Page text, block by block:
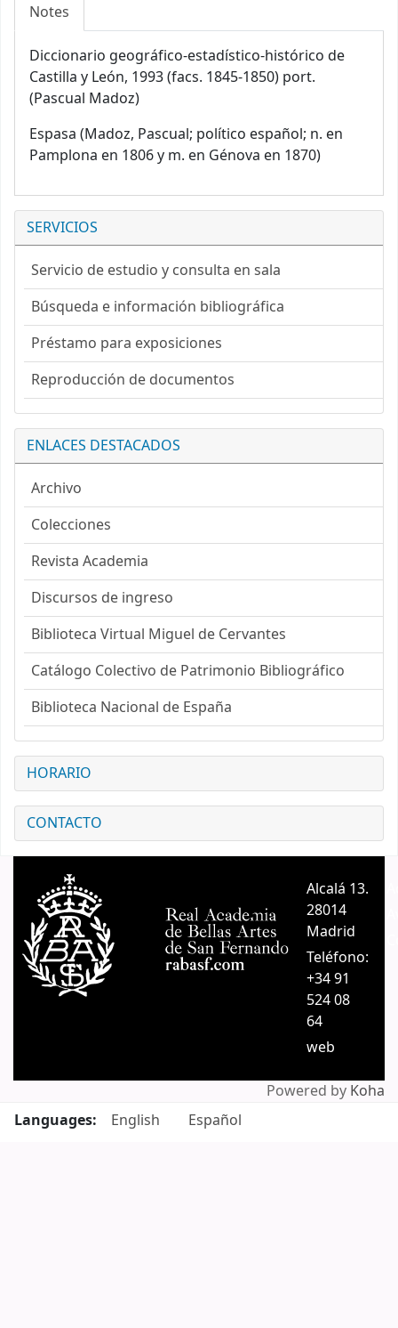
SERVICIOS
Servicio de estudio y consulta en sala
Búsqueda e información bibliográfica
Préstamo para exposiciones
Reproducción de documentos
ENLACES DESTACADOS
Archivo
Colecciones
Revista Academia
Discursos de ingreso
Biblioteca Virtual Miguel de Cervantes
Catálogo Colectivo de Patrimonio Bibliográfico
Biblioteca Nacional de España
HORARIO
CONTACTO
Notes
Diccionario geográfico-estadístico-histórico de
Castilla y León, 1993 (facs. 1845-1850) port.
(Pascual Madoz)
Espasa (Madoz, Pascual; político español; n. en
Pamplona en 1806 y m. en Génova en 1870)
Alcalá 13.
28014
Madrid
Teléfono:
+34 91
524 08
64
web
Powered by Koha
Languages:
English Español